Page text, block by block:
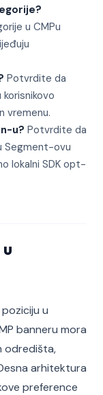
u CMPu
Potvrdite da
vremenu.
u? Potvrdite da
Segment-ovu
lokalni SDK opt-
u
banneru mora
odredišta,
arhitektura
preference